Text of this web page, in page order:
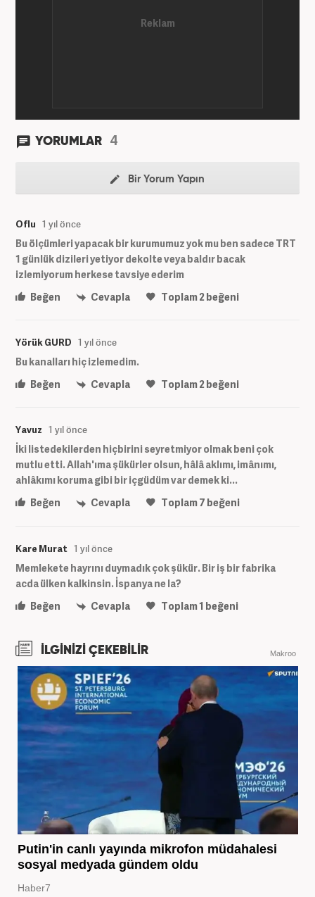
YORUMLAR 4
Bir Yorum Yapın
Oflu 1 yıl önce
Bu ölçümleri yapacak bir kurumumuz yok mu ben sadece TRT
1 günlük dizileri yetiyor dekolte veya baldır bacak
izlemiyorum herkese tavsiye ederim
Beğen
Cevapla Toplam2 beğeni
Yörük GURD 1 yıl önce
Bu kanalları hiç izlemedim.
Beğen
Cevapla Toplam2beğeni
Yavuz 1 yıl önce
İki listedekilerden hiçbirini seyretmiyor olmak beni çok
mutlu etti. Allah'ıma şükürler olsun, hâlâ aklımı, imânımı,
ahlâkımı koruma gibi bir içgüdüm var demek ki...
Beğen
Cevapla Toplam7 beğeni
Kare Murat 1 yıl önce
Memlekete hayrını duymadık çok şükür. Bir iş bir fabrika
acda ülken kalkinsin. İspanya ne la?
Beğen
Cevapla Toplam1 beğeni
İLGİNİZİ ÇEKEBİLİR Makroo
Putin'in canlı yayında mikrofon müdahalesi
sosyal medyada gündem oldu
Haber7